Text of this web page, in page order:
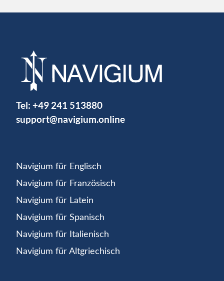
Tel: +49 241 513880
support@navigium.online
Navigium für Englisch
Navigium für Französisch
Navigium für Latein
Navigium für Spanisch
Navigium für Italienisch
Navigium für Altgriechisch